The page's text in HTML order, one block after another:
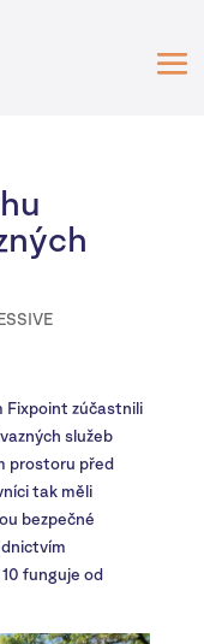
Fixpoint zúčastnili
služeb
prostoru před
tak měli
bezpečné
funguje od